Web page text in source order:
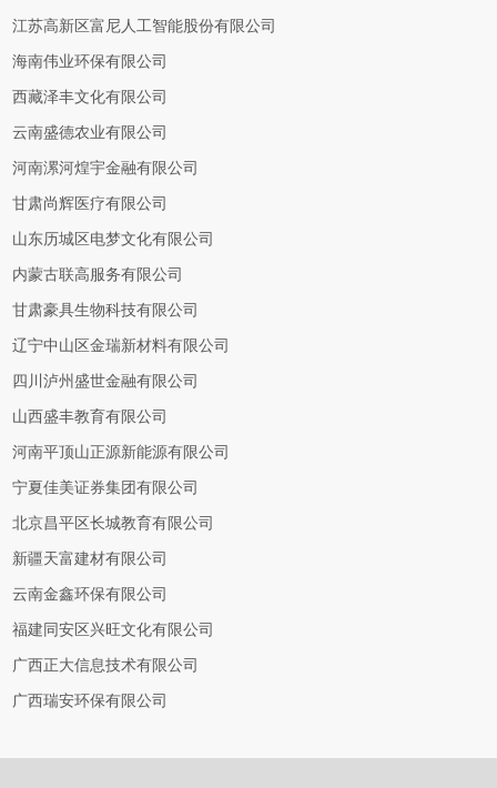
江苏高新区富尼人工智能股份有限公司
海南伟业环保有限公司
西藏泽丰文化有限公司
云南盛德农业有限公司
河南漯河煌宇金融有限公司
甘肃尚辉医疗有限公司
山东历城区电梦文化有限公司
内蒙古联高服务有限公司
甘肃豪具生物科技有限公司
辽宁中山区金瑞新材料有限公司
四川泸州盛世金融有限公司
山西盛丰教育有限公司
河南平顶山正源新能源有限公司
宁夏佳美证券集团有限公司
北京昌平区长城教育有限公司
新疆天富建材有限公司
云南金鑫环保有限公司
福建同安区兴旺文化有限公司
广西正大信息技术有限公司
广西瑞安环保有限公司